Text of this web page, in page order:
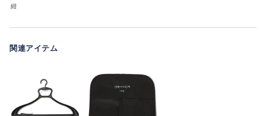
紺
関連アイテム